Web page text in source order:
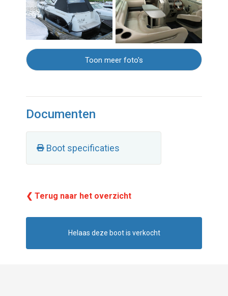
Toon meer foto's
Documenten
Boot specificaties
❮ Terug naar het overzicht
Helaas deze boot is verkocht